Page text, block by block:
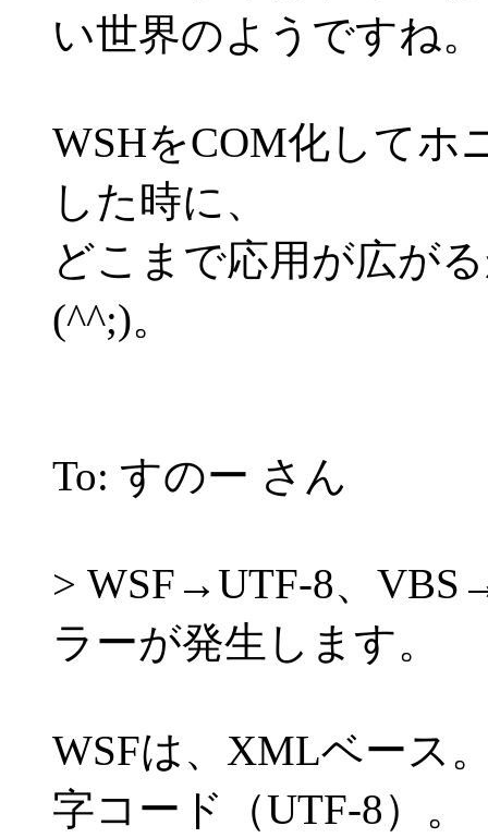
い世界のようですね。
WSHをCOM化してホ
した時に、
どこまで応用が広が
(^^;)。
To: すのー さん
> WSF→UTF-8、
ラーが発生します。
WSFは、XMLベース
字コード（UTF-8）。